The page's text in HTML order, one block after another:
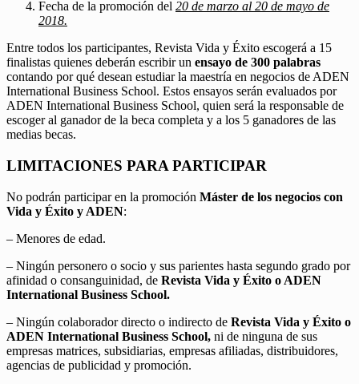
Fecha de la promoción del 20 de marzo al 20 de mayo de
2018.
Entre todos los participantes, Revista Vida y Éxito escogerá a 15
finalistas quienes deberán escribir un ensayo de 300 palabras
contando por qué desean estudiar la maestría en negocios de ADEN
International Business School. Estos ensayos serán evaluados por
ADEN International Business School, quien será la responsable de
escoger al ganador de la beca completa y a los 5 ganadores de las
medias becas.
LIMITACIONES PARA PARTICIPAR
No podrán participar en la promoción Máster de los negocios con
Vida y Éxito y ADEN:
– Menores de edad.
– Ningún personero o socio y sus parientes hasta segundo grado por
afinidad o consanguinidad, de Revista Vida y Éxito o ADEN
International Business School.
– Ningún colaborador directo o indirecto de Revista Vida y Éxito o
ADEN International Business School, ni de ninguna de sus
empresas matrices, subsidiarias, empresas afiliadas, distribuidores,
agencias de publicidad y promoción.